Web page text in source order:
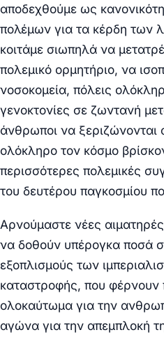
αποδεχθούμε ως
πολέμων για τα κέρδη των
κοιτάμε σιωπηλά να
πολεμικό ορμητήριο, να
νοσοκομεία, πόλεις
γενοκτονίες σε ζωντανή
άνθρωποι να ξεριζώνονται
ολόκληρο τον κόσμο
περισσότερες πολεμικές
του δευτέρου παγκοσμίου
Αρνούμαστε νέες
να δοθούν υπέρογκα ποσά
εξοπλισμούς των
καταστροφής, που φέρνουν
ολοκαύτωμα για την
αγώνα για την απεμπλοκή